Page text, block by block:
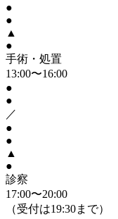
●
●
▲
●
手術・処置
13:00〜16:00
●
●
／
●
●
▲
●
診察
17:00〜20:00
（受付は19:30まで）